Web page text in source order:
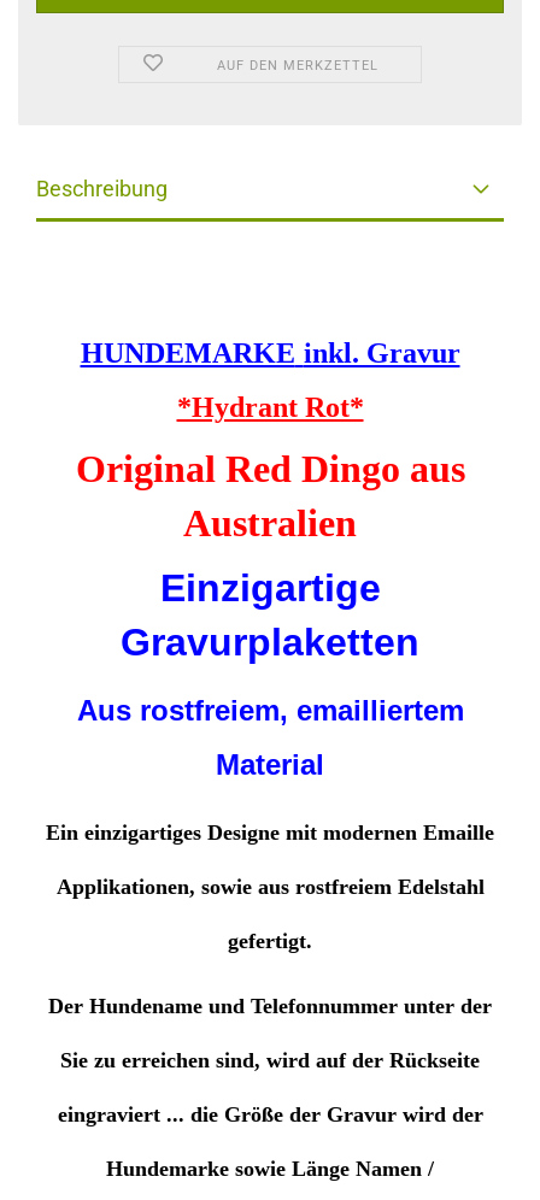
AUF DEN MERKZETTEL
Beschreibung
HUNDEMARKE inkl. Gravur
*Hydrant Rot*
Original Red Dingo aus
Australien
Einzigartige
Gravurplaketten
Aus rostfreiem, emailliertem
Material
Ein einzigartiges Designe mit modernen Emaille
Applikationen, sowie aus rostfreiem Edelstahl
gefertigt.
Der Hundename und Telefonnummer unter der
Sie zu erreichen sind, wird auf der Rückseite
eingraviert ... die Größe der Gravur wird der
Hundemarke sowie Länge Namen /